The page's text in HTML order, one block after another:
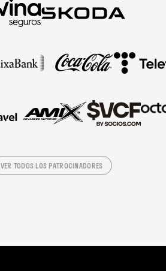
VER TODOS LOS PATROCINADORES